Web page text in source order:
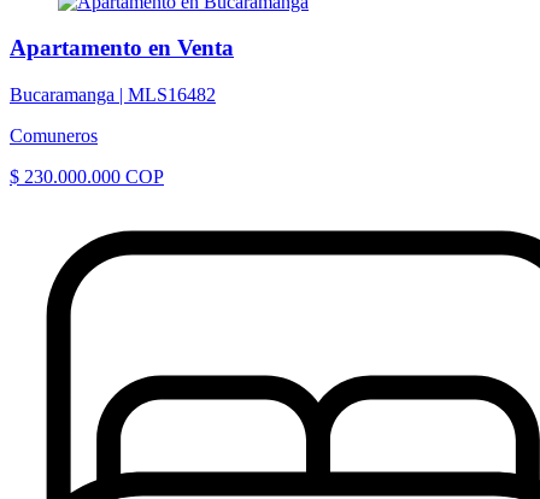
Apartamento en Venta
Bucaramanga | MLS16482
Comuneros
$ 230.000.000 COP